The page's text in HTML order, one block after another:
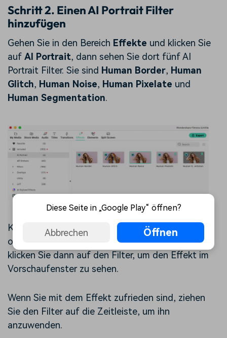
Schritt 2. Einen AI Portrait Filter
hinzufügen
Gehen Sie in den Bereich Effekte und klicken Sie
auf AI Portrait, dann sehen Sie dort fünf AI
Portrait Filter. Sie sind Human Border, Human
Glitch, Human Noise, Human Pixelate und
Human Segmentation.
Klicken Sie auf das Symbol zum Herunterladen
oben rechts im Filter, um ihn herunterzuladen und
klicken Sie dann auf den Filter, um den Effekt im
Vorschaufenster zu sehen.
Wenn Sie mit dem Effekt zufrieden sind, ziehen
Sie den Filter auf die Zeitleiste, um ihn
anzuwenden.
Diese Seite in „Google Play“ öffnen?
Abbrechen Öffnen